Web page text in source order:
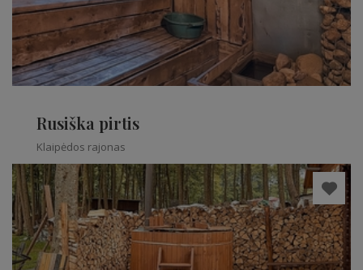
Rusiška pirtis
Klaipėdos rajonas